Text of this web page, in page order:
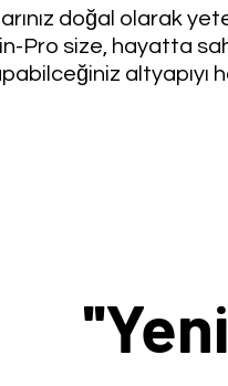
doğal olarak
Pro size, hayatta
altyapıyı